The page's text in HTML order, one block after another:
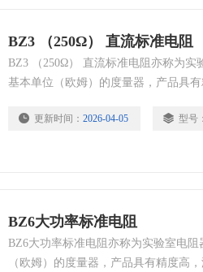
BZ3 （250Ω） 直流标准电阻
BZ3 （250Ω） 直流标准电阻亦称为实
基本单位（欧姆）的度量器，产品具
出端的统一信号和电力系统中使用的
更新时间： 2026-04-05 型号：
BZ6大功率标准电阻
BZ6大功率标准电阻亦称为实验室电
（欧姆）的度量器，产品具有精度高